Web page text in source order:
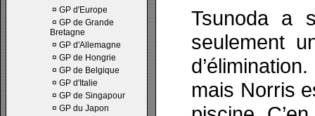
¤ GP d'Europe
¤ GP de Grande
Bretagne
¤ GP d'Allemagne
¤ GP de Hongrie
¤ GP de Belgique
¤ GP d'Italie
¤ GP de Singapour
¤ GP du Japon
Tsunoda a
seulement
mais Norris